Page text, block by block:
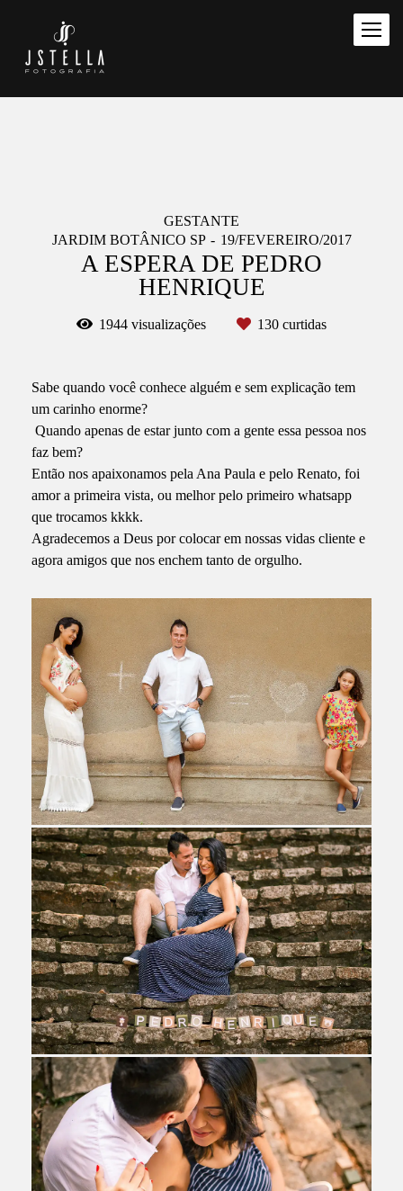
GESTANTE
JARDIM BOTÂNICO SP
19/FEVEREIRO/2017
A ESPERA DE PEDRO
HENRIQUE
1944 visualizações 130 curtidas
Sabe quando você conhece alguém e sem explicação tem
um carinho enorme?
Quando apenas de estar junto com a gente essa pessoa nos
faz bem?
Então nos apaixonamos pela Ana Paula e pelo Renato, foi
amor a primeira vista, ou melhor pelo primeiro whatsapp
que trocamos kkkk.
Agradecemos a Deus por colocar em nossas vidas cliente e
agora amigos que nos enchem tanto de orgulho.